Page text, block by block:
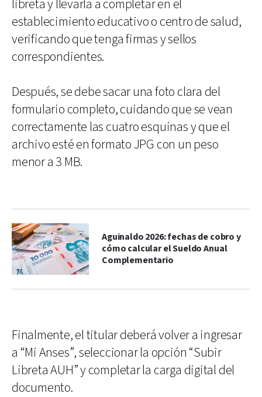
libreta y llevarla a completar en el
establecimiento educativo o centro de salud,
verificando que tenga firmas y sellos
correspondientes.
Después, se debe sacar una foto clara del
formulario completo, cuidando que se vean
correctamente las cuatro esquinas y que el
archivo esté en formato JPG con un peso
menor a 3 MB.
Aguinaldo 2026: fechas de cobro y
cómo calcular el Sueldo Anual
Complementario
Finalmente, el titular deberá volver a ingresar
a “Mi Anses”, seleccionar la opción “Subir
Libreta AUH” y completar la carga digital del
documento.